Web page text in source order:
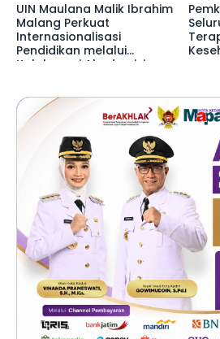
UIN Maulana Malik Ibrahim
Malang Perkuat
Internasionalisasi
Pendidikan melalui
Kolaborasi Akademisi